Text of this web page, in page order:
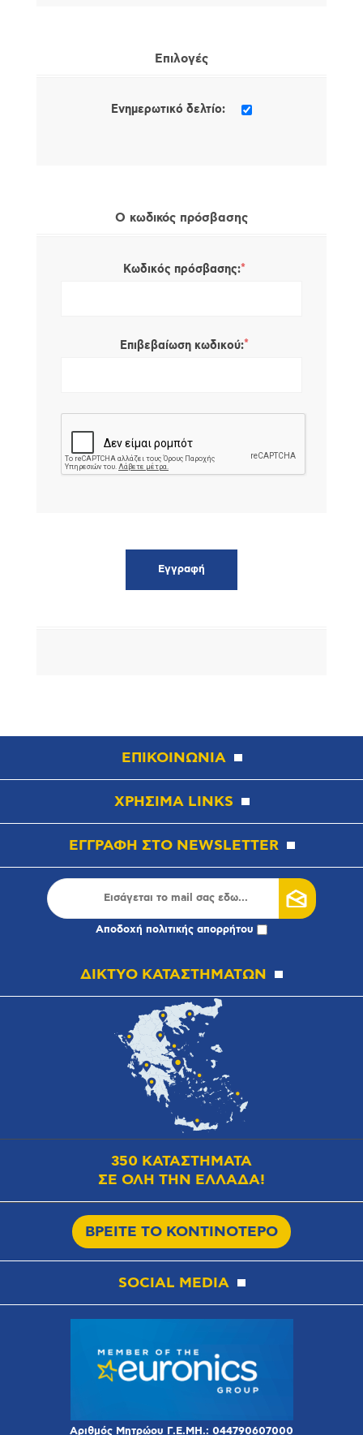
Επιλογές
Ενημερωτικό δελτίο:
Ο κωδικός πρόσβασης
Κωδικός πρόσβασης:*
Επιβεβαίωση κωδικού:*
ΕΠΙΚΟΙΝΩΝΙΑ
ΧΡΗΣΙΜΑ LINKS
ΕΓΓΡΑΦΗ ΣΤΟ NEWSLETTER
Αποδοχή πολιτικής απορρήτου
ΔΙΚΤΥΟ ΚΑΤΑΣΤΗΜΑΤΩΝ
350 ΚΑΤΑΣΤΗΜΑΤΑ
ΣΕ ΟΛΗ ΤΗΝ ΕΛΛΑΔΑ!
ΒΡΕΙΤΕ ΤΟ ΚΟΝΤΙΝΟΤΕΡΟ
SOCIAL MEDIA